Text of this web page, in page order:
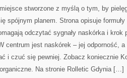
stworzone z myślą o tym, by
spójnym planem. Strona opisuje
odczytać sygnały naskórka i krok
centrum jest naskórek – jej odporność,
i czuć się pewniej. Zobacz koniecznie
Na stronie Rolletic Gdynia […]